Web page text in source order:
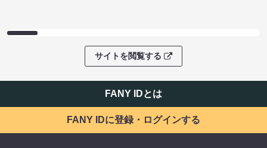
サイトを閲覧する
FANY IDとは
FANY IDに登録・ログインする